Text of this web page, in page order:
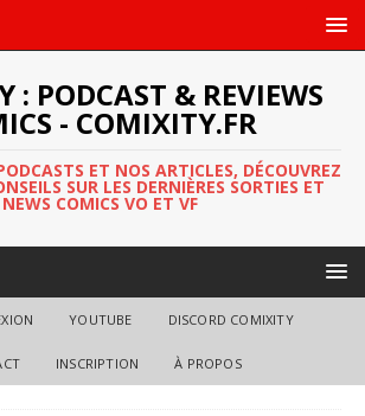
: PODCAST & REVIEWS
- COMIXITY.FR
ET NOS ARTICLES, DÉCOUVREZ
SUR LES DERNIÈRES SORTIES ET
NEWS COMICS VO ET VF
YOUTUBE DISCORD COMIXITY
INSCRIPTION À PROPOS